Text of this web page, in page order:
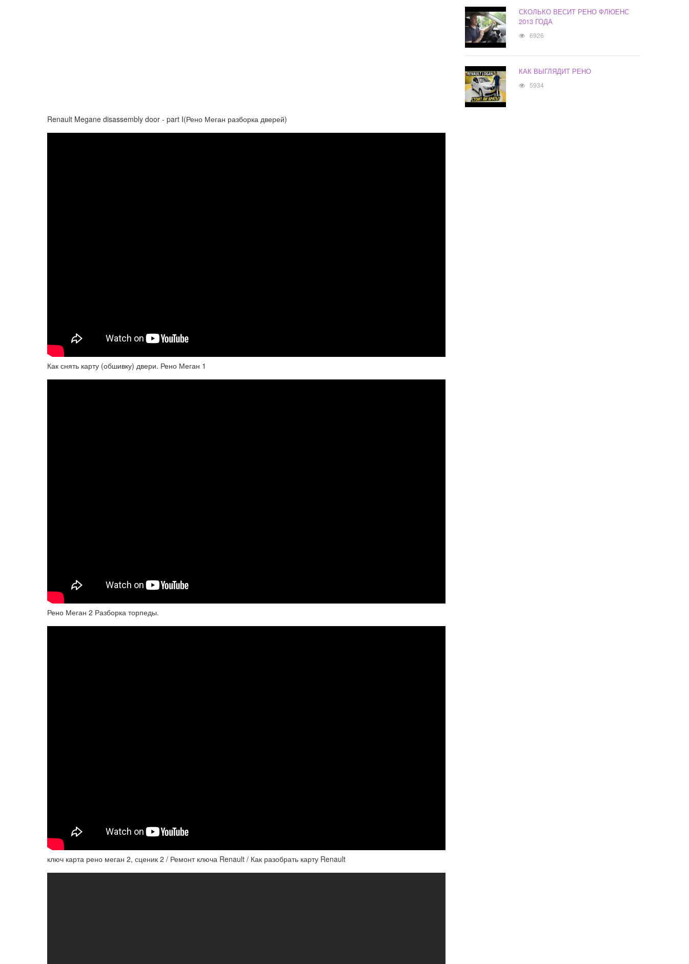
Renault Megane disassembly door - part I(Рено Меган разборка дверей)
Как снять карту (обшивку) двери. Рено Меган 1
Рено Меган 2 Разборка торпеды.
ключ карта рено меган 2, сценик 2 / Ремонт ключа Renault / Как разобрать карту Renault
СКОЛЬКО ВЕСИТ РЕНО ФЛЮЕНС
2013 ГОДА
6926
КАК ВЫГЛЯДИТ РЕНО
5934